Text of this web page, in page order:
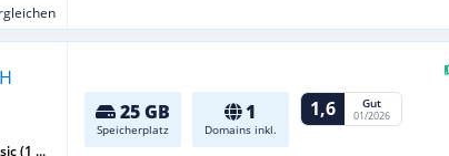
25 GB
Speicherplatz
1
Domains inkl.
1,6 Gut
01/2026
(1 ...